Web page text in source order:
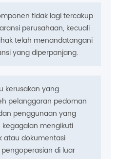
tidak lagi tercakup
perusahaan, kecuali
telah menandatangani
yang diperpanjang.
kerusakan yang
pelanggaran pedoman
penggunaan yang
kegagalan mengikuti
atau dokumentasi
di luar